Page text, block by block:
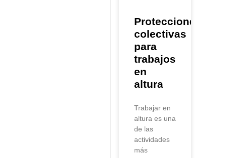
Protecciones
colectivas
para
trabajos
en
altura
Trabajar en
altura es una
de las
actividades
más